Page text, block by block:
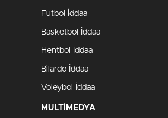
Futbol İddaa
Basketbol İddaa
Hentbol İddaa
Bilardo İddaa
Voleybol İddaa
MULTİMEDYA